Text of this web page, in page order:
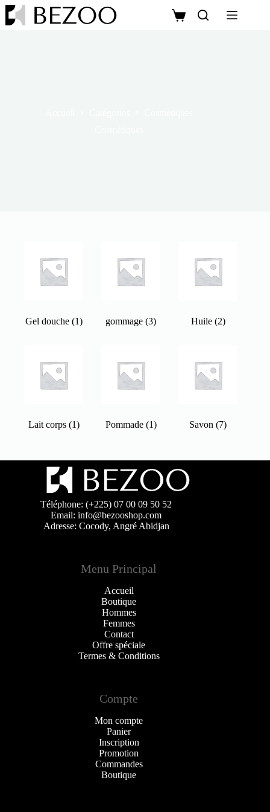
Gel douche (1) gommage(3) Huile (2)
Lait corps (1) Pommade (1) Savon(7)
Téléphone: (+225) 07 00 09 50 52
Email: info@bezooshop.com
Adresse: Cocody, Angré Abidjan
Menu Principal
Accueil
Boutique
Hommes
Femmes
Contact
Offre spéciale
Termes & Conditions
Compte
Mon compte
Panier
Inscription
Promotion
Commandes
Boutique